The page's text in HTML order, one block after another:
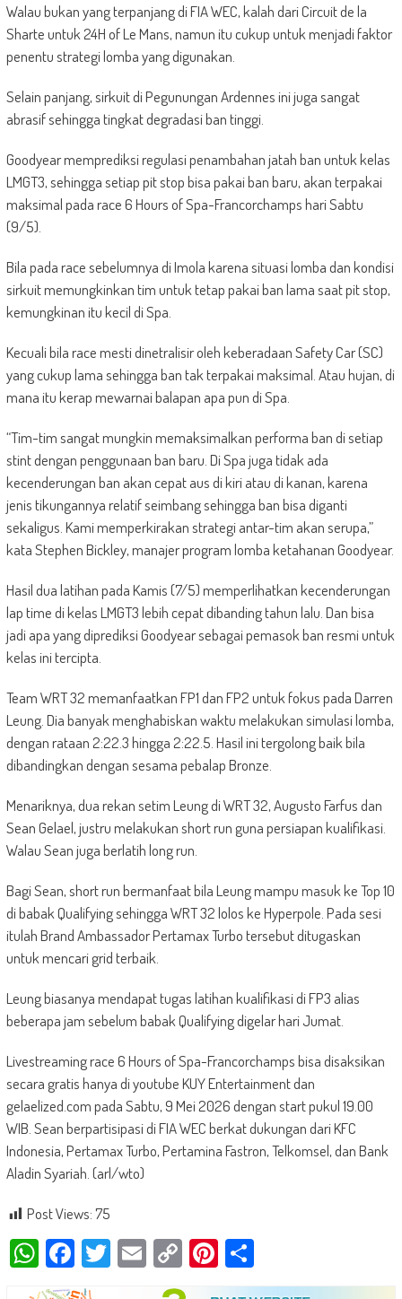
Walau bukan yang terpanjang di FIA WEC, kalah dari Circuit de la
Sharte untuk 24H of Le Mans, namun itu cukup untuk menjadi faktor
penentu strategi lomba yang digunakan.
Selain panjang, sirkuit di Pegunungan Ardennes ini juga sangat
abrasif sehingga tingkat degradasi ban tinggi.
Goodyear memprediksi regulasi penambahan jatah ban untuk kelas
LMGT3, sehingga setiap pit stop bisa pakai ban baru, akan terpakai
maksimal pada race 6 Hours of Spa-Francorchamps hari Sabtu
(9/5).
Bila pada race sebelumnya di Imola karena situasi lomba dan kondisi
sirkuit memungkinkan tim untuk tetap pakai ban lama saat pit stop,
kemungkinan itu kecil di Spa.
Kecuali bila race mesti dinetralisir oleh keberadaan Safety Car (SC)
yang cukup lama sehingga ban tak terpakai maksimal. Atau hujan, di
mana itu kerap mewarnai balapan apa pun di Spa.
“Tim-tim sangat mungkin memaksimalkan performa ban di setiap
stint dengan penggunaan ban baru. Di Spa juga tidak ada
kecenderungan ban akan cepat aus di kiri atau di kanan, karena
jenis tikungannya relatif seimbang sehingga ban bisa diganti
sekaligus. Kami memperkirakan strategi antar-tim akan serupa,”
kata Stephen Bickley, manajer program lomba ketahanan Goodyear.
Hasil dua latihan pada Kamis (7/5) memperlihatkan kecenderungan
lap time di kelas LMGT3 lebih cepat dibanding tahun lalu. Dan bisa
jadi apa yang diprediksi Goodyear sebagai pemasok ban resmi untuk
kelas ini tercipta.
Team WRT 32 memanfaatkan FP1 dan FP2 untuk fokus pada Darren
Leung. Dia banyak menghabiskan waktu melakukan simulasi lomba,
dengan rataan 2:22.3 hingga 2:22.5. Hasil ini tergolong baik bila
dibandingkan dengan sesama pebalap Bronze.
Menariknya, dua rekan setim Leung di WRT 32, Augusto Farfus dan
Sean Gelael, justru melakukan short run guna persiapan kualifikasi.
Walau Sean juga berlatih long run.
Bagi Sean, short run bermanfaat bila Leung mampu masuk ke Top 10
di babak Qualifying sehingga WRT 32 lolos ke Hyperpole. Pada sesi
itulah Brand Ambassador Pertamax Turbo tersebut ditugaskan
untuk mencari grid terbaik.
Leung biasanya mendapat tugas latihan kualifikasi di FP3 alias
beberapa jam sebelum babak Qualifying digelar hari Jumat.
Livestreaming race 6 Hours of Spa-Francorchamps bisa disaksikan
secara gratis hanya di youtube KUY Entertainment dan
gelaelized.com pada Sabtu, 9 Mei 2026 dengan start pukul 19.00
WIB. Sean berpartisipasi di FIA WEC berkat dukungan dari KFC
Indonesia, Pertamax Turbo, Pertamina Fastron, Telkomsel, dan Bank
Aladin Syariah. (arl/wto)
Post Views:75
WhatsApp
Facebook
Twitter
EmailCopy
Link
Pinterest
Share